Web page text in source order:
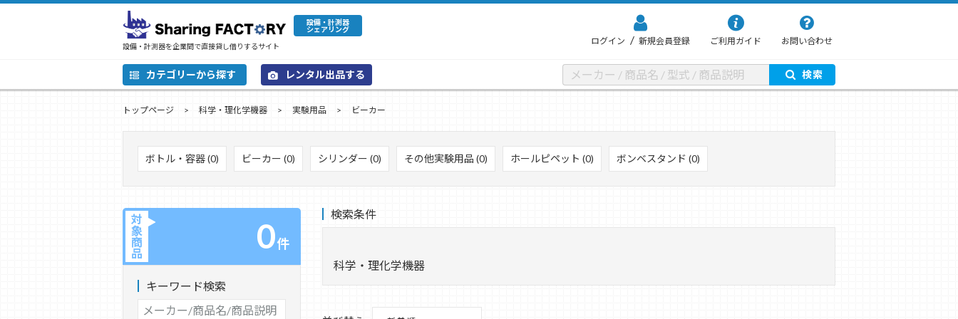
設備・計測器
シェアリング
設備・計測器を企業間で直接貸し借りするサイト
ログイン / 新規会員登録 ご利用ガイド お問い合わせ
カテゴリーから探す レンタル出品する 検索
トップページ 科学・理化学機器 実験用品 ビーカー
ボトル・容器 (0) ビーカー (0) シリンダー (0) その他実験用品 (0) ホールピペット (0) ボンベスタンド (0)
対
象
商
品
0件
キーワード検索
検索条件
科学・理化学機器